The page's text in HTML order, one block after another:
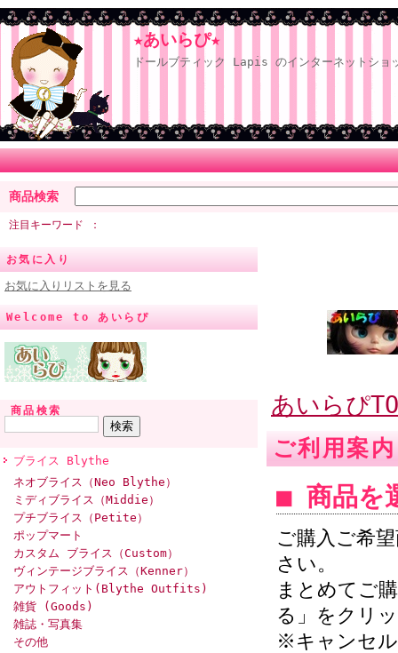
★あいらぴ★
ドールブティック Lapis のインターネットショ
商品検索
注目キーワード
お気に入り
お気に入りリストを見る
Welcome to あいらぴ
商品検索
ブライス Blythe
ネオブライス（Neo Blythe）
ミディブライス（Middie）
プチブライス（Petite）
ポップマート
カスタム ブライス（Custom）
ヴィンテージブライス（Kenner）
アウトフィット(Blythe Outfits)
雑貨 (Goods)
雑誌・写真集
その他
あいらぴ
ご利用案内
■ 商品を
ご購入ご希
さい。
まとめてご
る」をクリ
※キャンセ